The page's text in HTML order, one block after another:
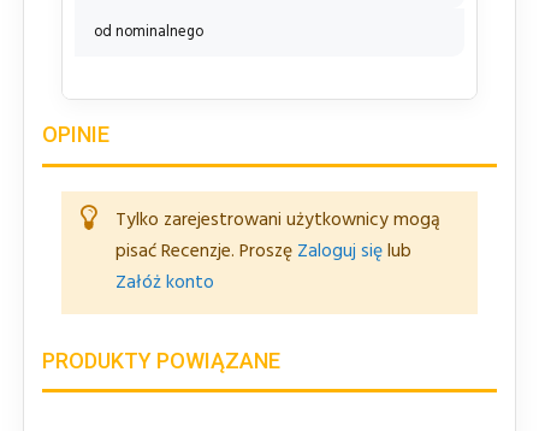
od nominalnego
OPINIE
Tylko zarejestrowani użytkownicy mogą
pisać Recenzje. Proszę Zaloguj sięlub
Załóż konto
PRODUKTY POWIĄZANE